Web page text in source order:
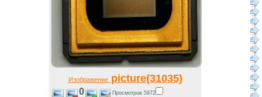
Изображениеpicture(31035)
0 Просмотров 5972